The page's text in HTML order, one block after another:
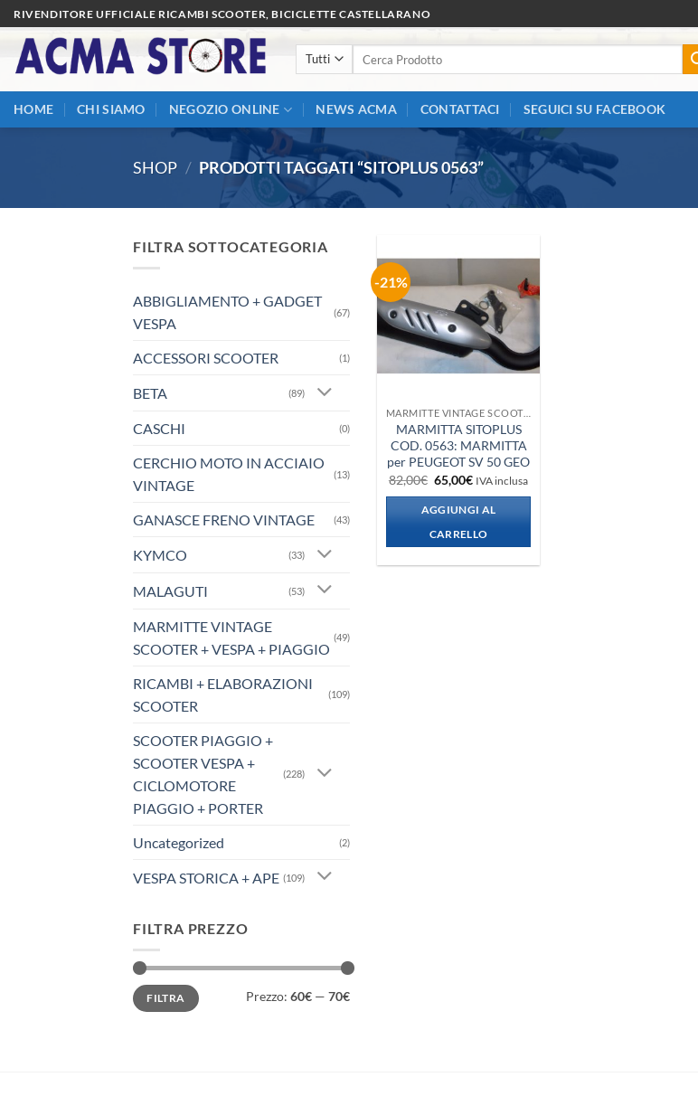
Salta
ai
contenuti
RIVENDITORE UFFICIALE RICAMBI SCOOTER, BICICLETTE CASTELLARANO
HOME CHI SIAMO NEGOZIO ONLINE NEWS ACMA CONTATTACI SEGUICI SU FACEBOOK
SHOP / PRODOTTI TAGGATI “SITOPLUS 0563”
FILTRA SOTTOCATEGORIA
ABBIGLIAMENTO + GADGET
VESPA
(67)
ACCESSORI SCOOTER (1)
BETA (89)
CASCHI (0)
CERCHIO MOTO IN ACCIAIO
VINTAGE
(13)
GANASCE FRENO VINTAGE (43)
KYMCO (33)
MALAGUTI (53)
MARMITTE VINTAGE
SCOOTER + VESPA + PIAGGIO
(49)
RICAMBI + ELABORAZIONI
SCOOTER
(109)
SCOOTER PIAGGIO +
SCOOTER VESPA +
CICLOMOTORE
PIAGGIO + PORTER
(228)
Uncategorized (2)
VESPA STORICA + APE (109)
FILTRA PREZZO
Prezzo
Min
Prezzo
MaxFILTRA Prezzo: 60€ — 70€
-21%
Aggiungi
alla lista
dei
desideri
MARMITTE VINTAGE SCOOTER + VESPA + PIAGGIO
MARMITTA SITOPLUS
COD. 0563: MARMITTA
per PEUGEOT SV 50 GEO
82,00€ Il
prezzo
originale
era:
82,00€.
65,00€Il
attuale
è:
65,00€.
IVA inclusa
AGGIUNGI AL
CARRELLO